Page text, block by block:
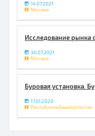
14.07.2021
Москва
Исследование рынка
30.07.2021
Москва
Буровая установка.
17.01.2020
Республика Башкортостан